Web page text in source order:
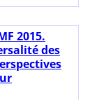
2015.
des